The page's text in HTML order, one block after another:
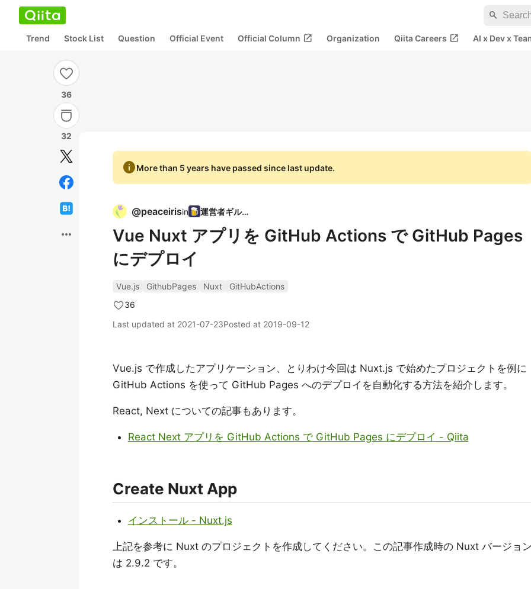
search
Trend Stock List Question Official Event Official Column open_in_new Organization Qiita Careers open_in_new AI x Dev x
36
32
more_horiz
infoMore than 5 years have passed since last update.
@peaceirisin 運営者ギルド
Vue Nuxt アプリを GitHub Actions で GitHub Pages
にデプロイ
Vue.js GithubPages Nuxt
GitHubActions
36
Last updated at 2021-07-23Posted at 2019-09-12
Vue.js で作成したアプリケーション、とりわけ今回は Nuxt.js で始めたプロジェクトを例に
GitHub Actions を使って GitHub Pages へのデプロイを自動化する方法を紹介します。
React, Next についての記事もあります。
React Next アプリを GitHub Actions で GitHub Pages にデプロイ - Qiita
Create Nuxt App
インストール - Nuxt.js
上記を参考に Nuxt のプロジェクトを作成してください。この記事作成時の Nuxt バージョ
は 2.9.2 です。